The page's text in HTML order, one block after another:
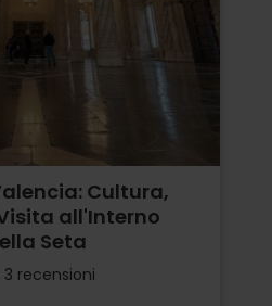
Cultura,
all'Interno
Seta
recensioni